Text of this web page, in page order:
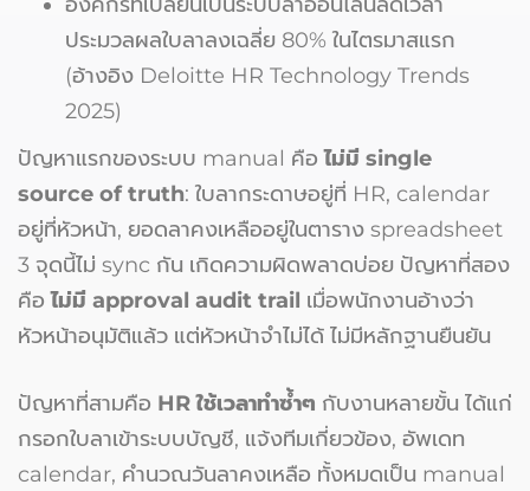
องค์กรที่เปลี่ยนเป็นระบบลาออนไลน์ลดเวลา
ประมวลผลใบลาลงเฉลี่ย 80% ในไตรมาสแรก
(อ้างอิง Deloitte HR Technology Trends
2025)
ปัญหาแรกของระบบ manual คือไม่มี single
source of truth: ใบลากระดาษอยู่ที่ HR, calendar
อยู่ที่หัวหน้า, ยอดลาคงเหลืออยู่ในตาราง spreadsheet
3 จุดนี้ไม่ sync กัน เกิดความผิดพลาดบ่อย ปัญหาที่สอง
คือไม่มี approval audit trail เมื่อพนักงานอ้างว่า
หัวหน้าอนุมัติแล้ว แต่หัวหน้าจำไม่ได้ ไม่มีหลักฐานยืนยัน
ปัญหาที่สามคือ HR ใช้เวลาทำซ้ำๆ กับงานหลายขั้น ได้แก่
กรอกใบลาเข้าระบบบัญชี, แจ้งทีมเกี่ยวข้อง, อัพเดท
calendar, คำนวณวันลาคงเหลือ ทั้งหมดเป็น manual